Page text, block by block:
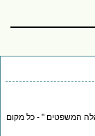
המשפטים " - כל מקום